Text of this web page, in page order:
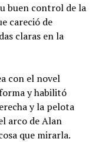
buen control de la
careció de
claras en la
con el novel
y habilitó
y la pelota
arco de Alan
que mirarla.